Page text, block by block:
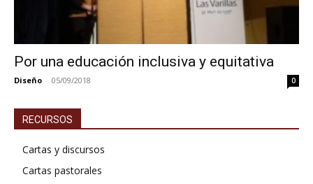
Por una educación inclusiva y equitativa
Diseño - 05/09/2018 0
RECURSOS
Cartas y discursos
Cartas pastorales